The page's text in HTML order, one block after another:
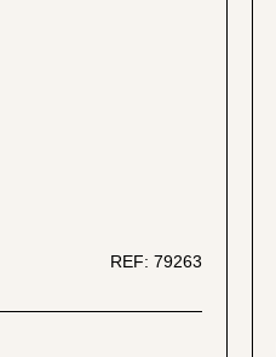
REF: 79263